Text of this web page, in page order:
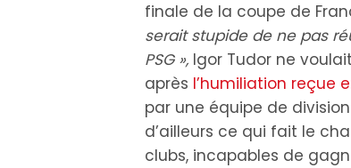
finale de la coupe de
serait stupide de ne pas
PSG », Igor Tudor ne
après l’humiliation reçue
par une équipe de
d’ailleurs ce qui fait le
clubs, incapables de